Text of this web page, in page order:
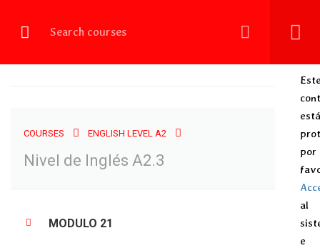
Home All courses English Level A2
COURSES ENGLISH LEVEL A2
Nivel de Inglés A2.3
MODULO 21
está
por
al
e
ALL COURSES